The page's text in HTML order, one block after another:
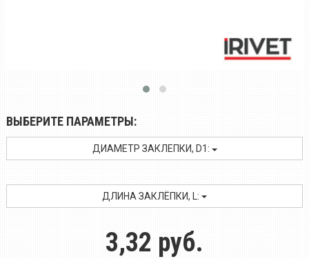
ВЫБЕРИТЕ ПАРАМЕТРЫ:
ДИАМЕТР ЗАКЛЕПКИ, D1:
ДЛИНА ЗАКЛЁПКИ, L:
3,32 руб.